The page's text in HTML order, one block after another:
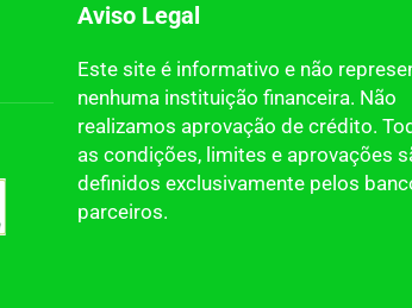
Aviso Legal
Este site é informativo e não
nenhuma instituição financeira. Não
realizamos aprovação de crédito.
as condições, limites e aprovações
definidos exclusivamente pelos
parceiros.